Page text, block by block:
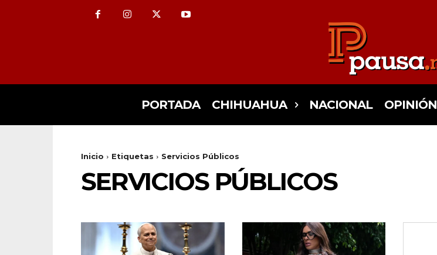
PORTADA CHIHUAHUA NACIONAL OPINIÓN
Inicio Etiquetas Servicios Públicos
SERVICIOS PÚBLICOS